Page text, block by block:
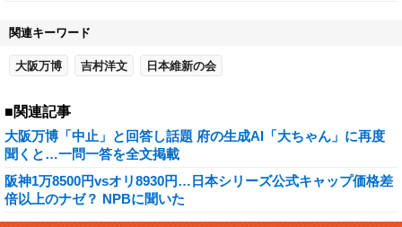
関連キーワード
大阪万博 吉村洋文 日本維新の会
■関連記事
大阪万博「中止」と回答し話題 府の生成AI「大ちゃん」に再度
聞くと…一問一答を全文掲載
阪神1万8500円vsオリ8930円…日本シリーズ公式キャップ価格差
倍以上のナゼ？ NPBに聞いた